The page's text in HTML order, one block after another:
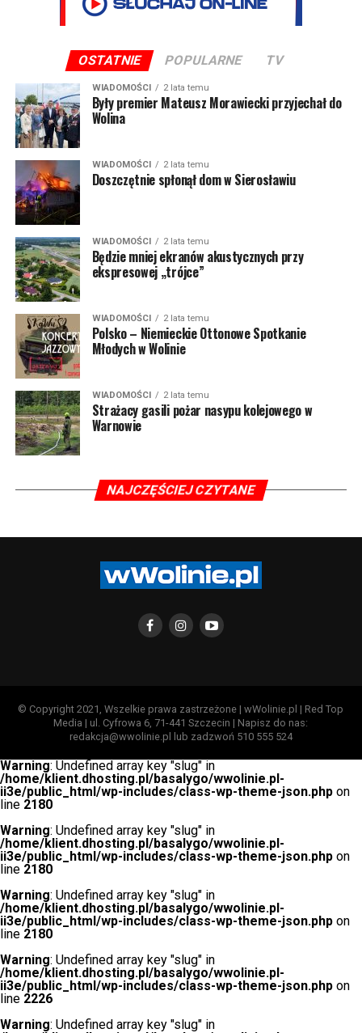
OSTATNIE POPULARNE TV
WIADOMOŚCI 2 lata temu
Były premier Mateusz Morawiecki przyjechał do
Wolina
WIADOMOŚCI 2 lata temu
Doszczętnie spłonął dom w Sierosławiu
WIADOMOŚCI 2 lata temu
Będzie mniej ekranów akustycznych przy
ekspresowej „trójce”
WIADOMOŚCI 2 lata temu
Polsko – Niemieckie Ottonowe Spotkanie
Młodych w Wolinie
WIADOMOŚCI 2 lata temu
Strażacy gasili pożar nasypu kolejowego w
Warnowie
NAJCZĘŚCIEJ CZYTANE
© Copyright 2021, Wszelkie prawa zastrzeżone | wWolinie.pl | Red Top
Media | ul. Cyfrowa 6, 71-441 Szczecin | Napisz do nas:
redakcja@wwolinie.pl lub zadzwoń 510 555 524
Warning: Undefined array key "slug" in
/home/klient.dhosting.pl/basalygo/wwolinie.pl-
ii3e/public_html/wp-includes/class-wp-theme-json.php on
line 2180
Warning: Undefined array key "slug" in
/home/klient.dhosting.pl/basalygo/wwolinie.pl-
ii3e/public_html/wp-includes/class-wp-theme-json.php on
line 2180
Warning: Undefined array key "slug" in
/home/klient.dhosting.pl/basalygo/wwolinie.pl-
ii3e/public_html/wp-includes/class-wp-theme-json.php on
line 2180
Warning: Undefined array key "slug" in
/home/klient.dhosting.pl/basalygo/wwolinie.pl-
ii3e/public_html/wp-includes/class-wp-theme-json.php on
line 2226
Warning: Undefined array key "slug" in